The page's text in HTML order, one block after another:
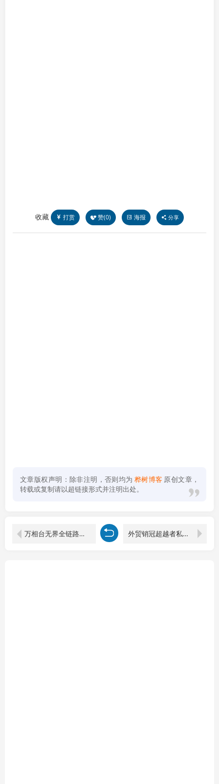
收藏 打赏 赞(0) 海报 分享
文章版权声明：除非注明，否则均为 桦树博客 原创文章，
转载或复制请以超链接形式并注明出处。
万相台无界全链路运营实战课，从底层逻辑到数据复盘，一套标准化投放落地流程 外贸销冠超越者私教班：TOP Sales9大技能+3个进化模型+B2B7大销售链路，系统进阶